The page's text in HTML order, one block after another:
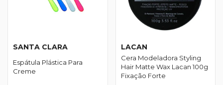
SANTA CLARA
Espátula Plástica Para
Creme
LACAN
Cera Modeladora Styling
Hair Matte Wax Lacan 100g
Fixação Forte